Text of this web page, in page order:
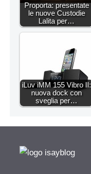
Proporta: presentate
le nuove Custodie
Lalita per…
iLuv iMM 155 Vibro II:
nuova dock con
sveglia per…